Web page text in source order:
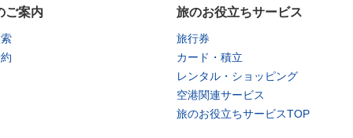
ご案内 旅のお役立ちサービス
旅行券
カード・積立
レンタル・ショッピング
空港関連サービス
旅のお役立ちサービスTOP